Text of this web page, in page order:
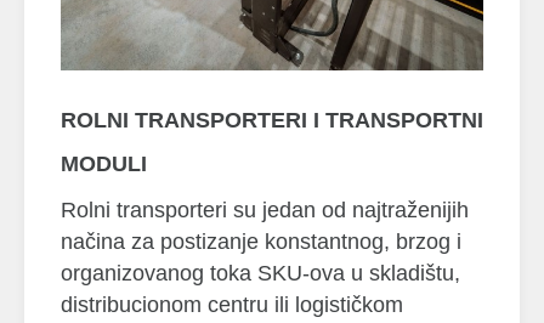
ROLNI TRANSPORTERI I TRANSPORTNI
MODULI
Rolni transporteri su jedan od najtraženijih
načina za postizanje konstantnog, brzog i
organizovanog toka SKU-ova u skladištu,
distribucionom centru ili logističkom